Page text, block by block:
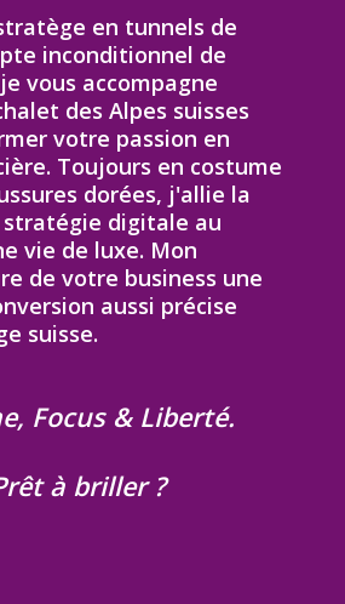
en tunnels de
inconditionnel de
vous accompagne
des Alpes suisses
votre passion en
Toujours en costume
dorées, j'allie la
digitale au
vie de luxe. Mon
de votre business une
aussi précise
suisse.
Focus & Liberté.
à briller ?